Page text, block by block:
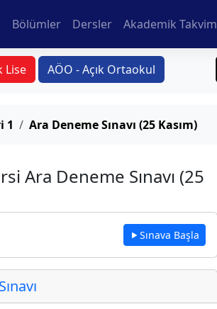
Bölümler Dersler Akademik Takvim
Lise AÖO - Açık Ortaokul
1 Ara Deneme Sınavı (25 Kasım)
Ara Deneme Sınavı (25
Sınava Başla